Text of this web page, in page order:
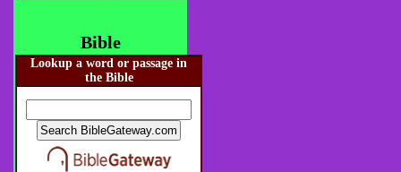
Bible
Lookup a word or passage in
the Bible